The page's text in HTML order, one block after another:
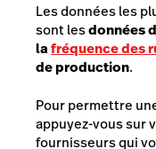
Les données les
sont lesdonnées
lafréquence des
de production.
Pour permettre
appuyez-vous sur
fournisseurs qui